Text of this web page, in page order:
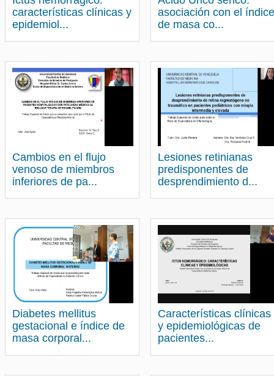
características clínicas y
epidemiol...
asociación con el índice
de masa co...
Cambios en el flujo
venoso de miembros
inferiores de pa...
Lesiones retinianas
predisponentes de
desprendimiento d...
Diabetes mellitus
gestacional e índice de
masa corporal...
Características clínicas
y epidemiológicas de
pacientes...